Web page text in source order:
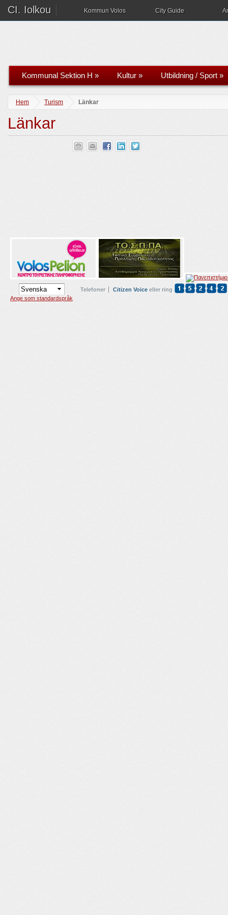
CI. Iolkou Kommun Volos City Guide
Kommunal Sektion H » Kultur » Utbildning / Sport »
Hem Turism Länkar
Länkar
Ange som standardspråk
Telefoner Citizen Voice eller ring